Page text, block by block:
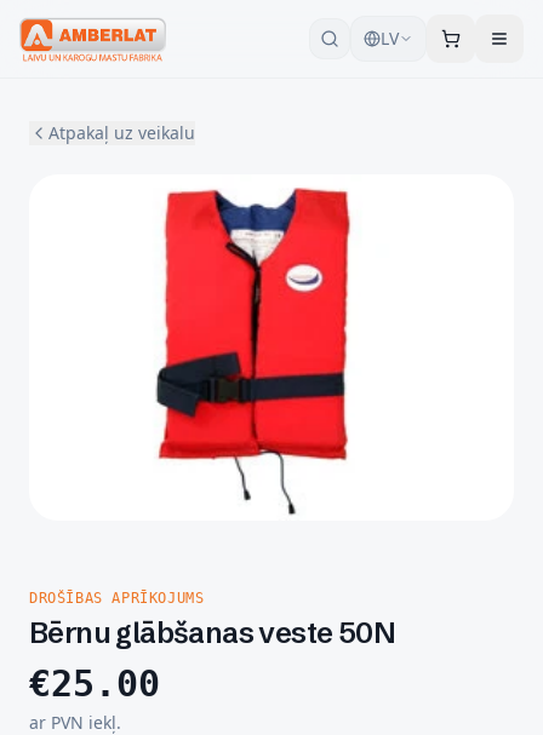
LV
Atpakaļ uz veikalu
DROŠĪBAS APRĪKOJUMS
Bērnu glābšanas veste 50N
€25.00
ar PVN iekļ.